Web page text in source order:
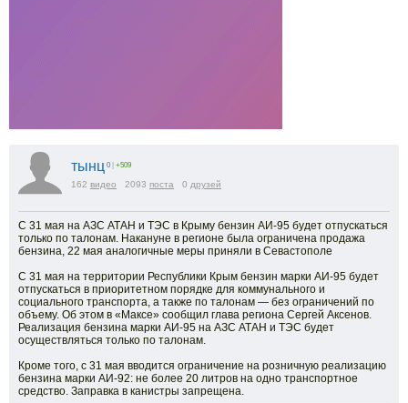
тынц 0 | +509
162 видео 2093 поста 0 друзей
С 31 мая на АЗС АТАН и ТЭС в Крыму бензин АИ-95 будет отпускаться
только по талонам. Накануне в регионе была ограничена продажа
бензина, 22 мая аналогичные меры приняли в Севастополе
С 31 мая на территории Республики Крым бензин марки АИ-95 будет
отпускаться в приоритетном порядке для коммунального и
социального транспорта, а также по талонам — без ограничений по
объему. Об этом в «Максе» сообщил глава региона Сергей Аксенов.
Реализация бензина марки АИ-95 на АЗС АТАН и ТЭС будет
осуществляться только по талонам.
Кроме того, с 31 мая вводится ограничение на розничную реализацию
бензина марки АИ-92: не более 20 литров на одно транспортное
средство. Заправка в канистры запрещена.